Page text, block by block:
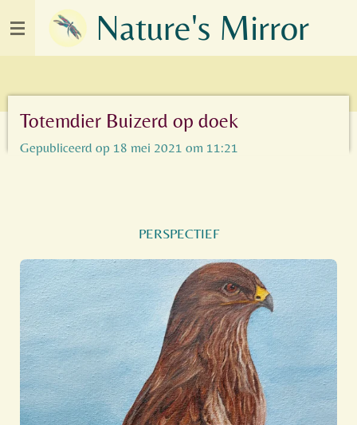
Ga
hoofdinhoud
Nature's Mirror
Totemdier Buizerd op doek
Gepubliceerd op 18 mei 2021 om 11:21
PERSPECTIEF